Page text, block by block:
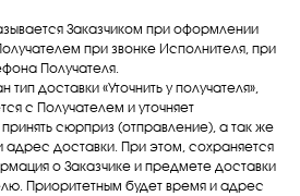
Заказчиком при оформлении
при звонке Исполнителя, при
Получателя.
тип доставки «Уточнить у получателя»,
с Получателем и уточняет
сюрприз (отправление), а так же
адрес доставки. При этом, сохраняется
о Заказчике и предмете доставки
Приоритетным будет время и адрес